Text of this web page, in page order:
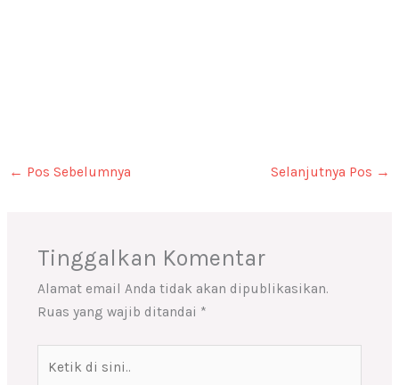
← Pos Sebelumnya Selanjutnya Pos →
Tinggalkan Komentar
Alamat email Anda tidak akan dipublikasikan.
Ruas yang wajib ditandai *